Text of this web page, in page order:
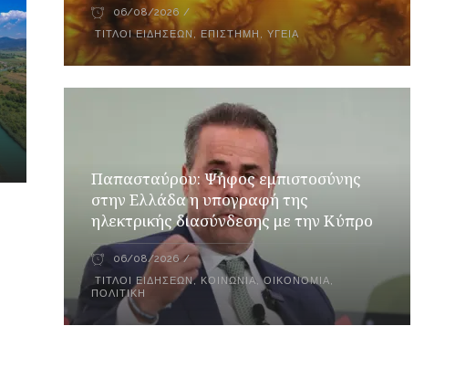
06/08/2026
ΤΊΤΛΟΙ ΕΙΔΉΣΕΩΝ , ΕΠΙΣΤΉΜΗ ,ΥΓΕΊΑ
Παπασταύρου: Ψήφος εμπιστοσύνης
στην Ελλάδα η υπογραφή της
ηλεκτρικής διασύνδεσης με την Κύπρο
06/08/2026
ΤΊΤΛΟΙ ΕΙΔΉΣΕΩΝ, ΚΟΙΝΩΝΙΑ,ΟΙΚΟΝΟΜΊΑ,
ΠΟΛΙΤΙΚΉ